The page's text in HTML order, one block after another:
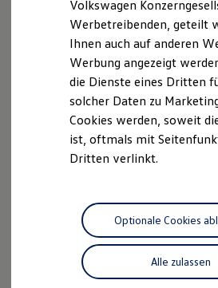
ID. Kollektion
Volkswagen
R-Kollektion
GTI Kollektion
Fußball Drop
we drive football
#wedriveproud
Besitzer und Service
Software Updates
Service und Ersatzteile
Motorenöl und
Räder und Reifen
Pannen- und Unfallhilfe
Economy Service
Volkswagen Teile
Zubehör
Der ID.4
Kraftvoll wie ein SUV,
Volkswagen
Werbetreibenden, geteilt
Ihnen auch auf anderen
Werbung angezeigt
die Dienste eines Dritten
solcher Daten zu
Cookies werden, soweit
ist, oftmals mit
Dritten verlinkt.
Alle zulassen
Optionale Cookies